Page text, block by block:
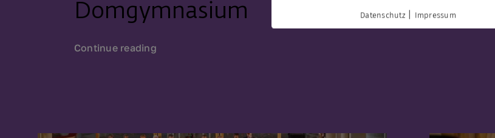
Domgymnasium
Continue reading
Datenschutz| Impressum